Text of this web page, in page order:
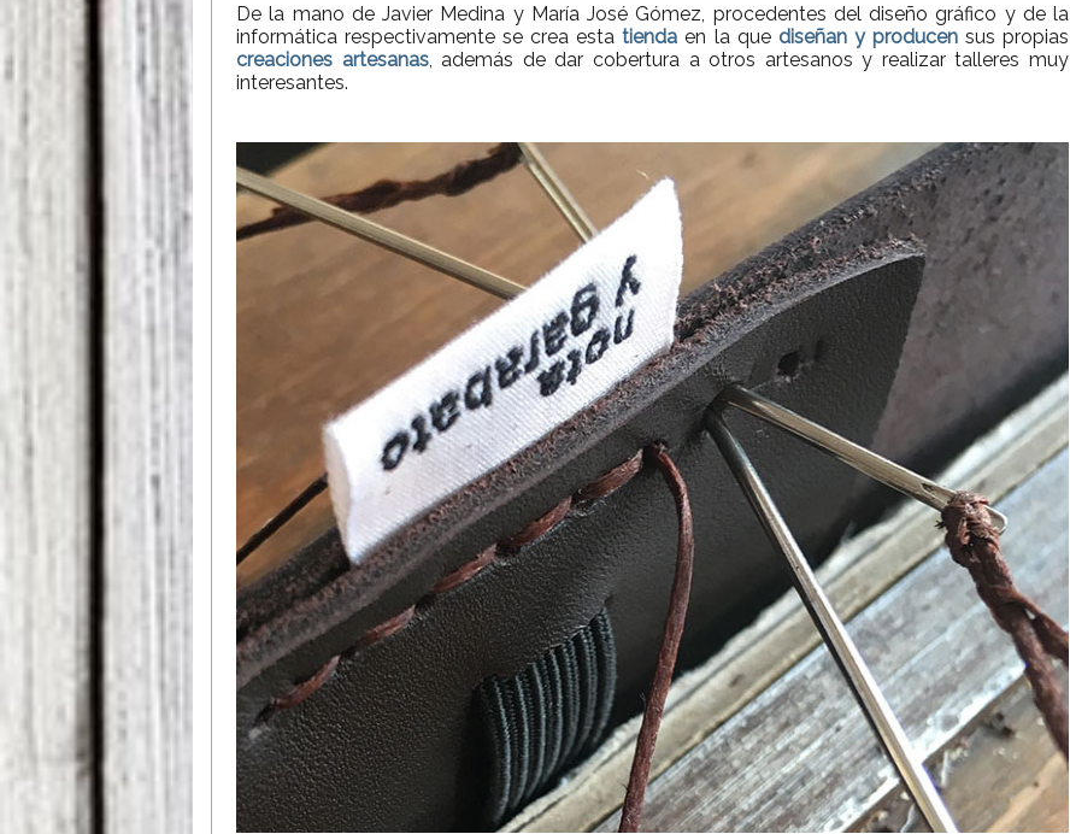
De la mano de Javier Medina y María José Gómez, procedentes del diseño gráfico y de la
informática respectivamente se crea estatienda en la que diseñan y producensus propias
creaciones artesanas, además de dar cobertura a otros artesanos y realizar talleres muy
interesantes.